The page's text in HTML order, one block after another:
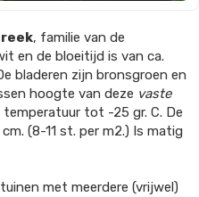
, familie van de
en de bloeitijd is van ca.
bladeren zijn bronsgroen en
hoogte van deze vaste
tot -25 gr. C. De
(8-11 st. per m2.) Is matig
met meerdere (vrijwel)